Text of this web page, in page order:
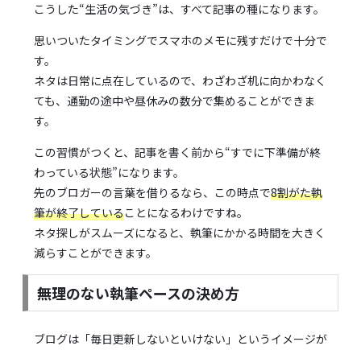
こうした“生活の気づき”は、すべて記事の種になります。
思いついたタイミングでスマホのメモに残すだけで十分で
す。
ネタは日常に点在しているので、わざわざ机に向かわなく
ても、通勤の途中や昼休みの数分で集めることができま
す。
この習慣がつくと、記事を書く前から“すでに下準備が終
わっている状態”になります。
先のブロガーの言葉を借りるなら、この時点で8割がた執
筆が終了していることになるわけですね。
ネタ探しがスムーズになると、執筆にかかる時間を大きく
減らすことができます。
無理のない執筆ペースの決め方
ブログは「毎日更新しないといけない」というイメージが